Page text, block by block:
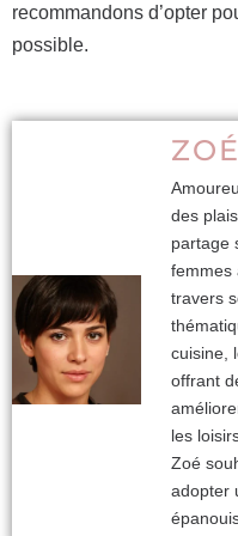
recommandons d’opter
possible.
des
partage
femmes
travers
cuisine,
offrant
les
Zoé
adopter